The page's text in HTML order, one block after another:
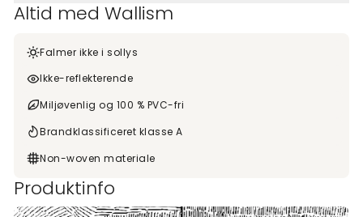
Altid med Wallism
Falmer ikke i sollys
Ikke-reflekterende
Miljøvenlig og 100 % PVC-fri
Brandklassificeret klasse A
Non-woven materiale
Produktinfo